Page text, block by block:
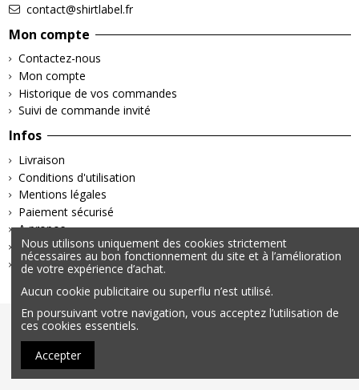
contact@shirtlabel.fr
Mon compte
Contactez-nous
Mon compte
Historique de vos commandes
Suivi de commande invité
Infos
Livraison
Conditions d'utilisation
Mentions légales
Paiement sécurisé
A propos
Retours & Remboursements
Politique de confidentialité
© 2025 – Tous droits réservés | Données personnelles &
Nous utilisons uniquement des cookies strictement
nécessaires au bon fonctionnement du site et à l’amélioration
de votre expérience d’achat.
Aucun cookie publicitaire ou superflu n’est utilisé.
En poursuivant votre navigation, vous acceptez l’utilisation de
ces cookies essentiels.
Accepter